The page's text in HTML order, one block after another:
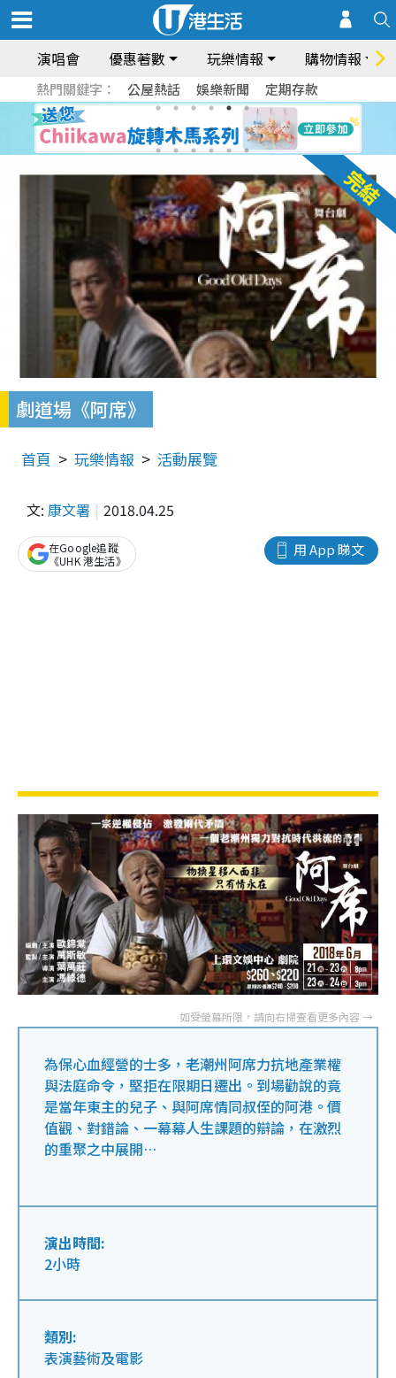
演唱會 優惠著數 玩樂情報 購物情報
熱門關鍵字： 公屋熱話 娛樂新聞 定期存款
劇道場《阿席》
首頁 玩樂情報 活動展覽
文: 康文署 2018.04.25
用 App 睇文
在Google追蹤
《UHK 港生活》
為保心血經營的士多，老潮州阿席力抗地產業權
與法庭命令，堅拒在限期日遷出。到場勸說的竟
是當年東主的兒子、與阿席情同叔侄的阿港。價
值觀、對錯論、一幕幕人生課題的辯論，在激烈
的重聚之中展開…
演出時間:
2小時
類別:
表演藝術及電影